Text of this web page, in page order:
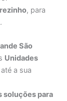
, para
São
Unidades
a sua
soluções para